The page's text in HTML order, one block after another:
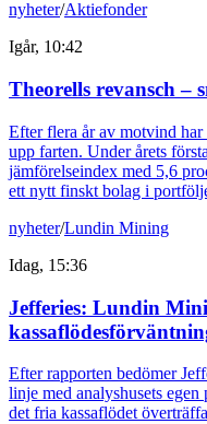
nyheter/Aktiefonder
Igår, 10:42
Theorells revansch –
Efter flera år av motvind
upp farten. Under årets
jämförelseindex med 5,6
ett nytt finskt bolag i
nyheter/Lundin Mining
Idag, 15:36
Jefferies: Lundin
Efter rapporten bedömer
linje med analyshusets egen
det fria kassaflödet